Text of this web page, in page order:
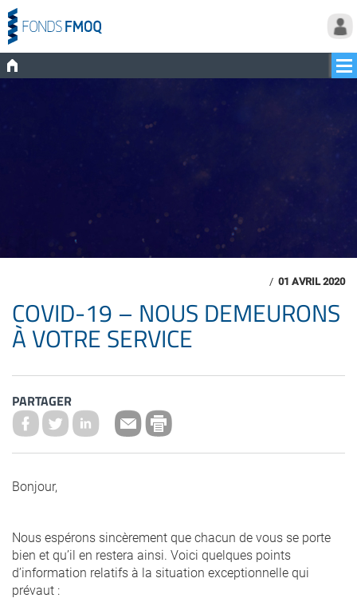
/ 01 AVRIL 2020
COVID-19 – NOUS DEMEURONS
À VOTRE SERVICE
PARTAGER
Bonjour,
Nous espérons sincèrement que chacun de vous se porte
bien et qu’il en restera ainsi. Voici quelques points
d’information relatifs à la situation exceptionnelle qui
prévaut :